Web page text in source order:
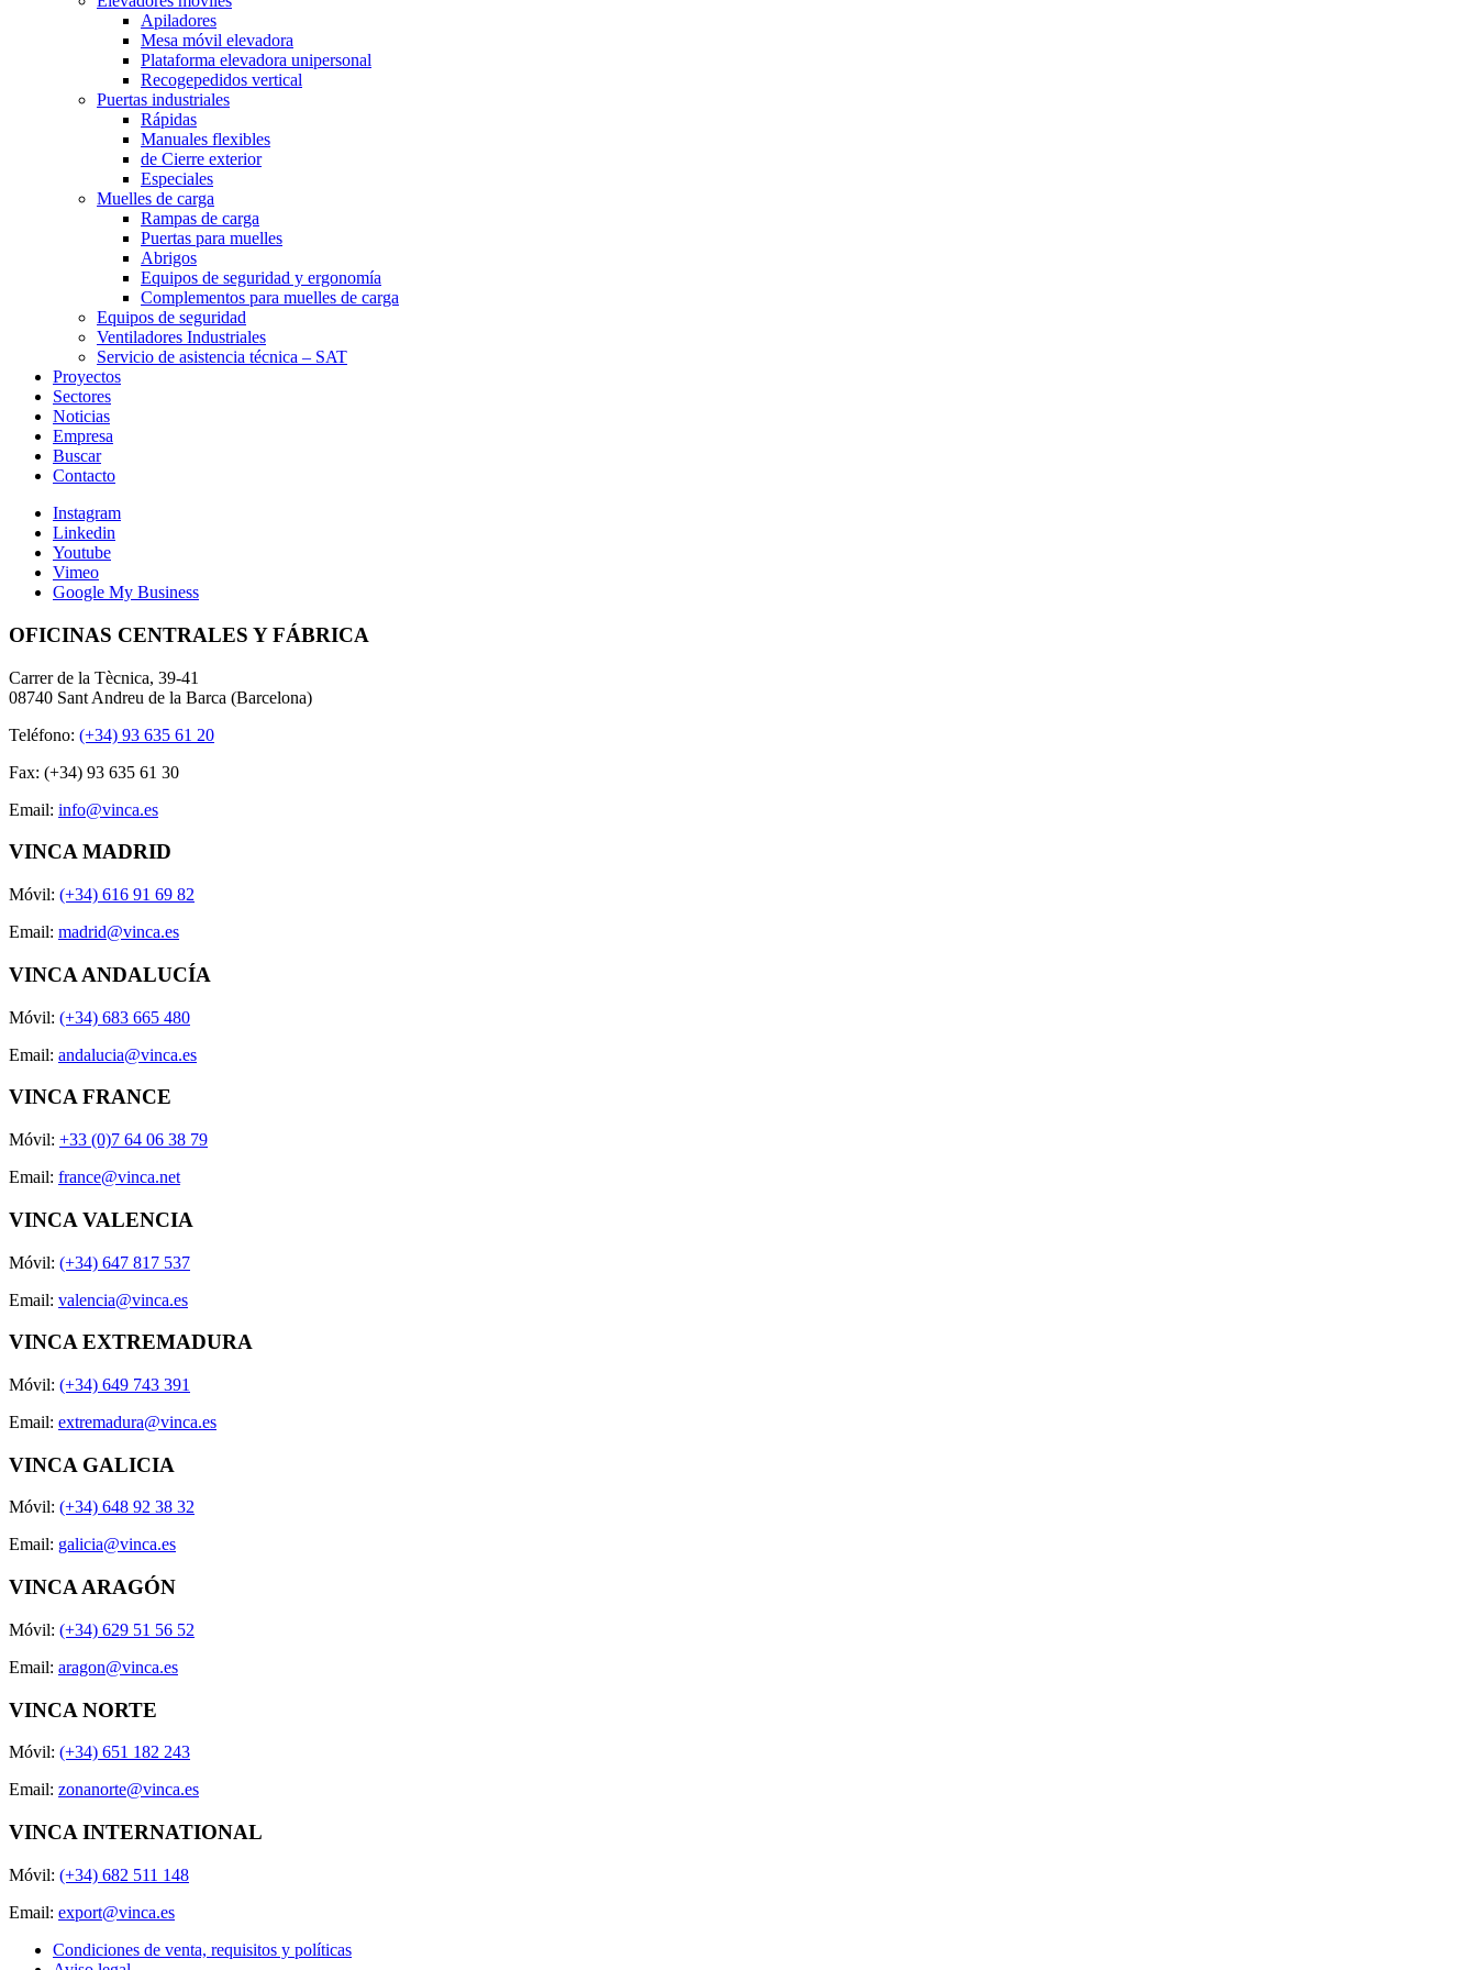
Apiladores
Mesa móvil elevadora
Plataforma elevadora unipersonal
Recogepedidos vertical
Puertas industriales
Rápidas
Manuales flexibles
de Cierre exterior
Especiales
Muelles de carga
Rampas de carga
Puertas para muelles
Abrigos
Equipos de seguridad y ergonomía
Complementos para muelles de carga
Equipos de seguridad
Ventiladores Industriales
Servicio de asistencia técnica – SAT
Proyectos
Sectores
Noticias
Empresa
Buscar
Contacto
Instagram
Linkedin
Youtube
Vimeo
Google My Business
OFICINAS CENTRALES Y FÁBRICA
Carrer de la Tècnica, 39-41
08740 Sant Andreu de la Barca (Barcelona)
Teléfono: (+34) 93 635 61 20
Fax: (+34) 93 635 61 30
Email: info@vinca.es
VINCA MADRID
Móvil: (+34) 616 91 69 82
Email: madrid@vinca.es
VINCA ANDALUCÍA
Móvil: (+34) 683 665 480
Email: andalucia@vinca.es
VINCA FRANCE
Móvil: +33 (0)7 64 06 38 79
Email: france@vinca.net
VINCA VALENCIA
Móvil: (+34) 647 817 537
Email: valencia@vinca.es
VINCA EXTREMADURA
Móvil: (+34) 649 743 391
Email: extremadura@vinca.es
VINCA GALICIA
Móvil: (+34) 648 92 38 32
Email: galicia@vinca.es
VINCA ARAGÓN
Móvil: (+34) 629 51 56 52
Email: aragon@vinca.es
VINCA NORTE
Móvil: (+34) 651 182 243
Email: zonanorte@vinca.es
VINCA INTERNATIONAL
Móvil: (+34) 682 511 148
Email: export@vinca.es
Condiciones de venta, requisitos y políticas